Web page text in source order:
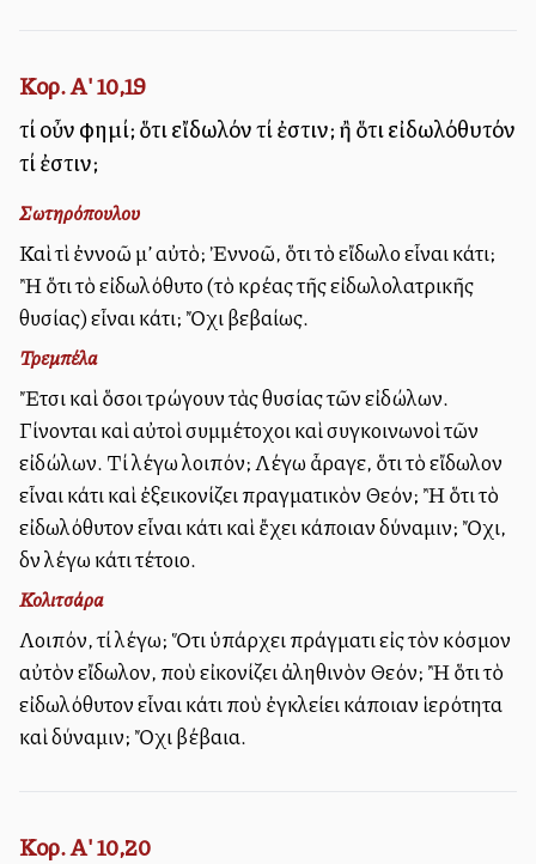
Κορ. Α' 10,19
τί οὖν φημί; ὅτι εἴδωλόν τί ἐστιν; ἢ ὅτι εἰδωλόθυτόν
τί ἐστιν;
Σωτηρόπουλου
Καὶ τὶ ἐννοῶ μ’ αὐτὸ; Ἐννοῶ, ὅτι τὸ εἴδωλο εἶναι κάτι;
Ἢ ὅτι τὸ εἰδωλόθυτο (τὸ κρέας τῆς εἰδωλολατρικῆς
θυσίας) εἶναι κάτι; Ὄχι βεβαίως.
Τρεμπέλα
Ἔτσι καὶ ὅσοι τρώγουν τὰς θυσίας τῶν εἰδώλων.
Γίνονται καὶ αὐτοὶ συμμέτοχοι καὶ συγκοινωνοὶ τῶν
εἰδώλων. Τί λέγω λοιπόν; Λέγω ἆραγε, ὅτι τὸ εἴδωλον
εἶναι κάτι καὶ ἐξεικονίζει πραγματικὸν Θεόν; Ἢ ὅτι τὸ
εἰδωλόθυτον εἶναι κάτι καὶ ἔχει κάποιαν δύναμιν; Ὄχι,
δὲν λέγω κάτι τέτοιο.
Κολιτσάρα
Λοιπόν, τί λέγω; Ὅτι ὑπάρχει πράγματι εἰς τὸν κόσμον
αὐτὸν εἴδωλον, ποὺ εἰκονίζει ἀληθινὸν Θεόν; Ἢ ὅτι τὸ
εἰδωλόθυτον εἶναι κάτι ποὺ ἐγκλείει κάποιαν ἱερότητα
καὶ δύναμιν; Ὄχι βέβαια.
Κορ. Α' 10,20